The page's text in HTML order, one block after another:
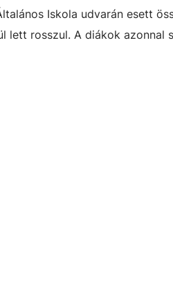
Iskola udvarán esett
lett rosszul. A diákok